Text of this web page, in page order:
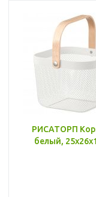
РИСАТОРП
белый,